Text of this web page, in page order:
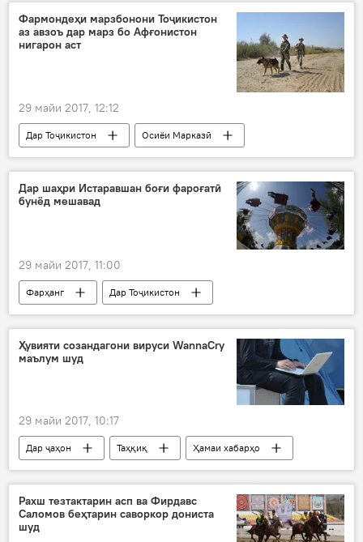
Конибодом
Фармондеҳи марзбонони Тоҷикистон
аз авзоъ дар марз бо Афғонистон
нигарон аст
29 майи 2017, 12:12
Дар Тоҷикистон
Осиёи Марказӣ
Ҳамаи хабарҳо
Амният ва мудофиа
Афғонистон
Раҷабалӣ Раҳмоналӣ
Сарраёсати қушунҳои сарҳадии КДАМ
Дар шаҳри Истаравшан боғи фароғатӣ
бунёд мешавад
29 майи 2017, 11:00
Фарҳанг
Дар Тоҷикистон
Ҳамаи хабарҳо
Истаравшан
Ҳувияти созандагони вируси WannaCry‍
маълум шуд
29 майи 2017, 10:17
Дар ҷаҳон Таҳқиқ
Ҳамаи хабарҳо
Wannacry
миллат муаяйн
Рахш тезтактарин асп ва Фирдавс
Саломов беҳтарин саворкор дониста
шуд